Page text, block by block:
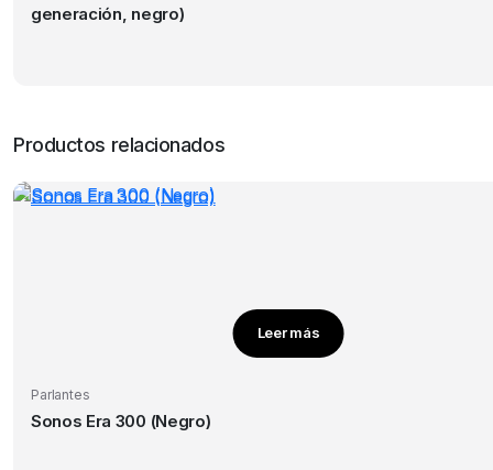
generación, negro)
Productos relacionados
Leer más
Parlantes
Sonos Era 300 (Negro)